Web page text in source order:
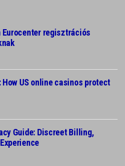
Eurocenter regisztrációs
US online casinos protect
Guide: Discreet Billing,